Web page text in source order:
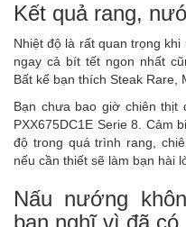
Kết quả rang,
Nhiệt độ là rất quan trọng
ngay cả bít tết ngon nhất
Bất kể bạn thích Steak Rare,
Bạn chưa bao giờ chiên thịt
PXX675DC1E Serie 8. Cảm
độ trong quá trình rang,
nếu cần thiết sẽ làm bạn hài
Nấu nướng
bạn nghĩ vì đã có